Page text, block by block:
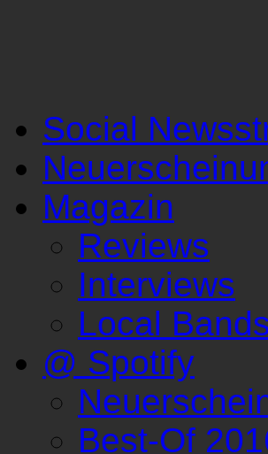
Social
Magazin
Reviews
Interviews
Local Bands
@ Spotify
Best-Of